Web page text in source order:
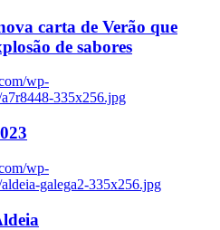
carta de Verão que
de sabores
wp-
335x256.jpg
wp-
galega2-335x256.jpg